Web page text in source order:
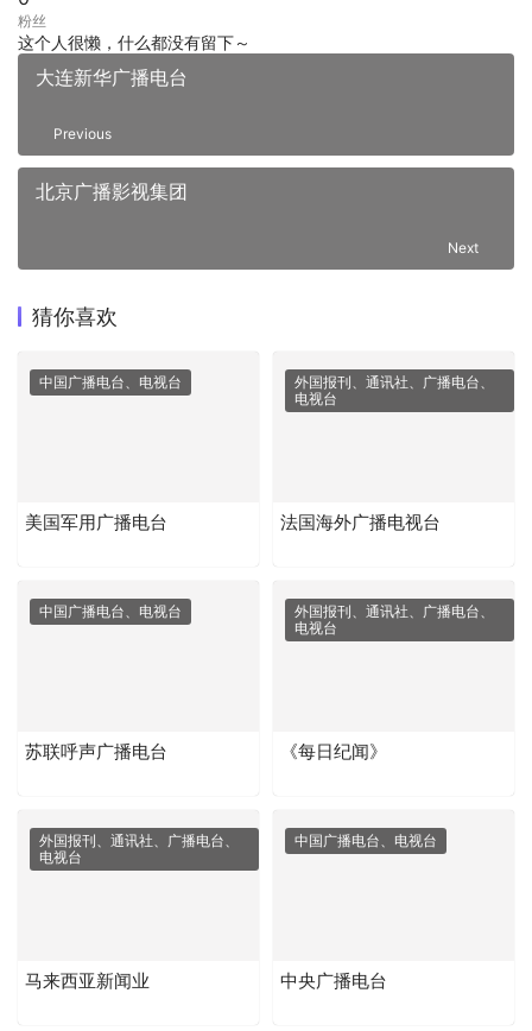
粉丝
这个人很懒，什么都没有留下～
大连新华广播电台
Previous
北京广播影视集团
Next
猜你喜欢
中国广播电台、电视台
美国军用广播电台
外国报刊、通讯社、广播电台、
电视台
法国海外广播电视台
中国广播电台、电视台
苏联呼声广播电台
外国报刊、通讯社、广播电台、
电视台
《每日纪闻》
外国报刊、通讯社、广播电台、
电视台
马来西亚新闻业
中国广播电台、电视台
中央广播电台